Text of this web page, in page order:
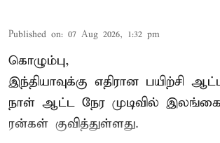
Published on: 07 Aug 2026, 1:32 pm
கொழும்பு,
இந்தியாவுக்கு எதிரான பயிற்சி
நாள் ஆட்ட நேர முடிவில் இலங்கை
ரன்கள் குவித்துள்ளது.